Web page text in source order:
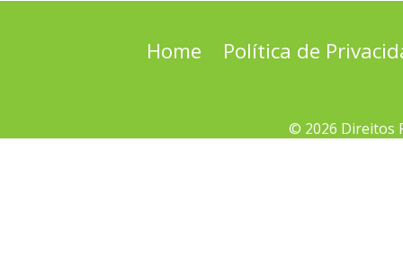
Home Política de
© 2026 Direitos